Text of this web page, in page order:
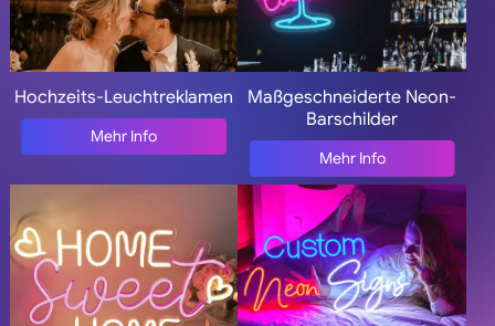
Hochzeits-Leuchtreklamen
Mehr Info
Maßgeschneiderte Neon-
Barschilder
Mehr Info